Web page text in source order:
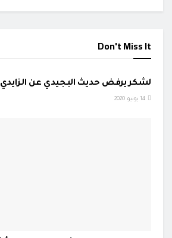
Don't Miss It
لشكر يرفض حديث البجيدي عن الزايدي